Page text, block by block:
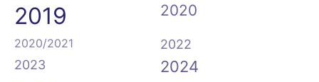
2019
2020
2020/2021
2022
2023
2024